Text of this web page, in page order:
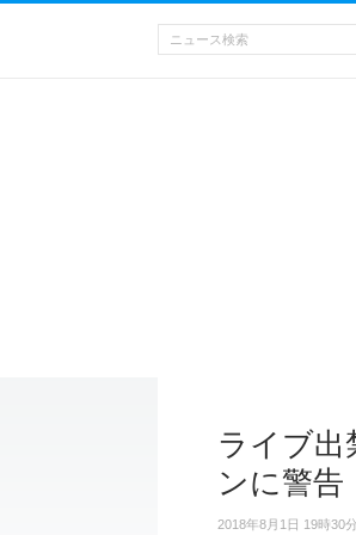
ライブ出
ンに警告
2018年8月1日 19時30分